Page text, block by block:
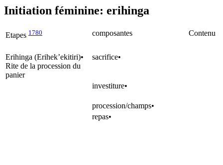
Initiation féminine: erihinga
Etapes 1780 composantes Contenu
Erihinga (Erihek’ekitiri)•
Rite de la procession du
panier
sacrifice•
investiture•
procession/champs•
repas•